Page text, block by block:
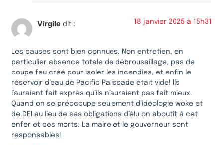
Virgile dit : 18 janvier 2025 à 15h31
Les causes sont bien connues. Non entretien, en
particulier absence totale de débrousaillage, pas de
coupe feu créé pour isoler les incendies, et enfin le
réservoir d’eau de Pacific Palissade était vide! Ils
l’auraient fait exprès qu’ils n’auraient pas fait mieux.
Quand on se préoccupe seulement d’idéologie woke et
de DEI au lieu de ses obligations d’élu on aboutit à cet
enfer et ces morts. La maire et le gouverneur sont
responsables!